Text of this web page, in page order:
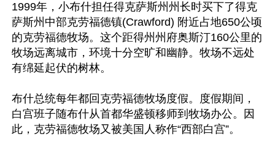
1999年，小布什担任得克萨斯州州长时买下了得克
萨斯州中部克劳福德镇(Crawford) 附近占地650公顷
的克劳福德牧场。这个距得州州府奥斯汀160公里的
牧场远离城市，环境十分空旷和幽静。牧场不远处
有绵延起伏的树林。
布什总统每年都回克劳福德牧场度假。度假期间，
白宫班子随布什从首都华盛顿移师到牧场办公。因
此，克劳福德牧场又被美国人称作“西部白宫”。